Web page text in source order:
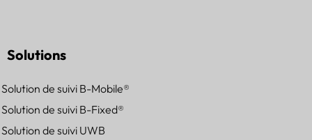
Solutions
Solution de suivi B-Mobile®
Solution de suivi B-Fixed®
Solution de suivi UWB